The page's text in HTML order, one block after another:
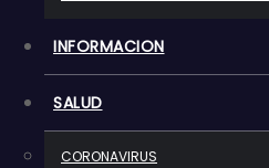
INFORMACION
SALUD
CORONAVIRUS